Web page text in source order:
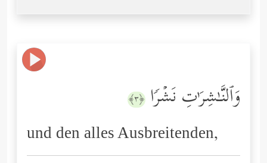
وَٱلنَّـٰشِرَ ٰ⁠تِ نَشۡرࣰا ﴿٣﴾
und den alles Ausbreitenden,